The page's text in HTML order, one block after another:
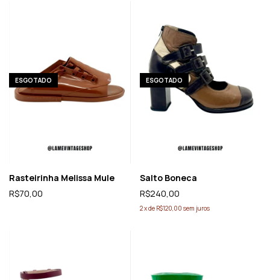
ESGOTADO
Rasteirinha Melissa Mule
R$70,00
ESGOTADO
Salto Boneca
R$240,00
2xde R$120,00 sem juros